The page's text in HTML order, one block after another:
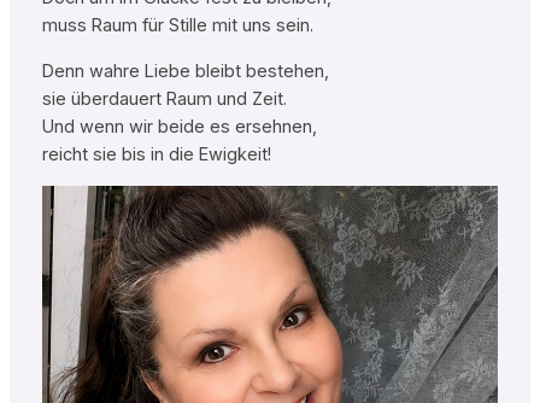
muss Raum für Stille mit uns sein.
Denn wahre Liebe bleibt bestehen,
sie überdauert Raum und Zeit.
Und wenn wir beide es ersehnen,
reicht sie bis in die Ewigkeit!